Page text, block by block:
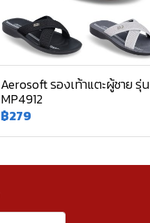
Aerosoft รองเท้าแตะผู้ชาย รุ่น
MP4912
฿279